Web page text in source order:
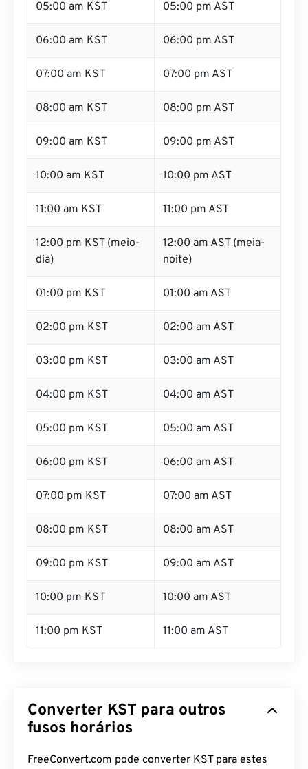
05:00 am KST 05:00 pm AST
06:00 am KST 06:00 pm AST
07:00 am KST 07:00 pm AST
08:00 am KST 08:00 pm AST
09:00 am KST 09:00 pm AST
10:00 am KST 10:00 pm AST
11:00 am KST 11:00 pm AST
12:00 pm KST (meio-
dia)
12:00 am AST (meia-
noite)
01:00 pm KST 01:00 am AST
02:00 pm KST 02:00 am AST
03:00 pm KST 03:00 am AST
04:00 pm KST 04:00 am AST
05:00 pm KST 05:00 am AST
06:00 pm KST 06:00 am AST
07:00 pm KST 07:00 am AST
08:00 pm KST 08:00 am AST
09:00 pm KST 09:00 am AST
10:00 pm KST 10:00 am AST
11:00 pm KST 11:00 am AST
Converter KST para outros
fusos horários
FreeConvert.com pode converter KST para estes